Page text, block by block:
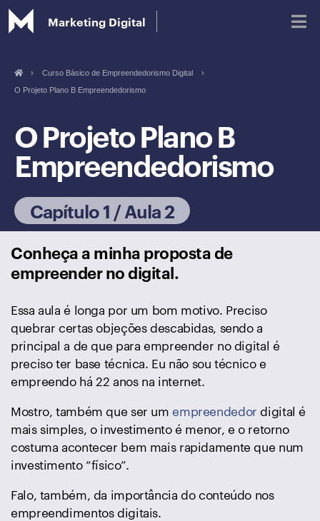
Marketing Digital
Glossário de Marketing Digital
› Curso Básico de Empreendedorismo Digital
›
O Projeto Plano B Empreendedorismo
O Projeto Plano B
Empreendedorismo
Capítulo 1 / Aula 2
Conheça a minha proposta de
empreender no digital.
Essa aula é longa por um bom motivo. Preciso
quebrar certas objeções descabidas, sendo a
principal a de que para empreender no digital é
preciso ter base técnica. Eu não sou técnico e
empreendo há 22 anos na internet.
Mostro, também que ser umempreendedor digital é
mais simples, o investimento é menor, e o retorno
costuma acontecer bem mais rapidamente que num
investimento “físico”.
Falo, também, da importância do conteúdo nos
empreendimentos digitais.